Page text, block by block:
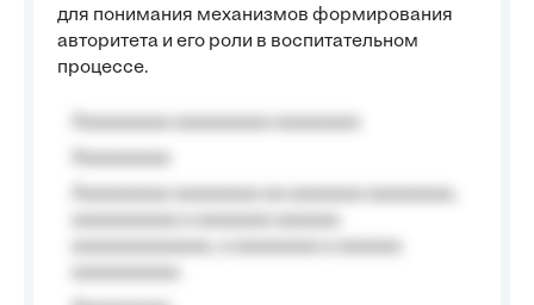
для понимания механизмов формирования
авторитета и его роли в воспитательном
процессе.